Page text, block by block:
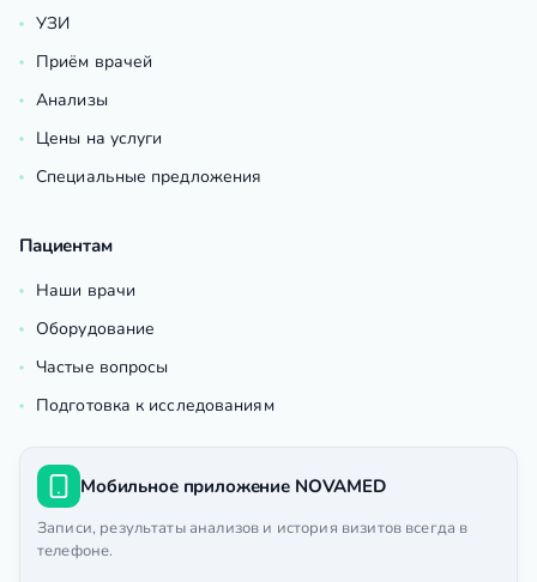
УЗИ
Приём врачей
Анализы
Цены на услуги
Специальные предложения
Пациентам
Наши врачи
Оборудование
Частые вопросы
Подготовка к исследованиям
Мобильное приложение NOVAMED
Записи, результаты анализов и история визитов всегда в
телефоне.